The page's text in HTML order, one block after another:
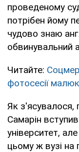
проведеному
потрібен йому
чудово знаю
обвинувальний
Читайте:
фотосесії
Як з'ясувалося,
Самарін
університет,
цьому ж вузі на